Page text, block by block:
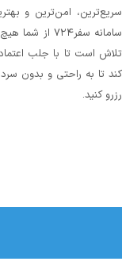
سریع‌ترین، امن‌ترین و
سامانه
تلاش است تا با جلب
کند تا به راحتی و بدون
رزرو کنید.